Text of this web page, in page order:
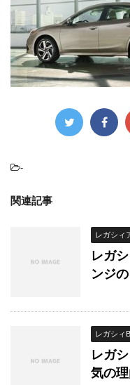
-
関連記事
レガシィ
レガ
ンジ
レガシィ
レガ
気の